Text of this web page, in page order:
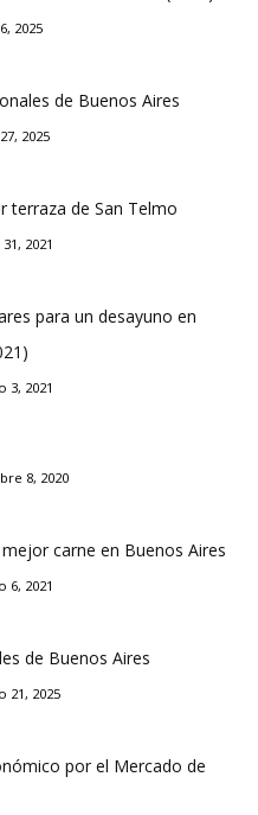
2025
de Buenos Aires
2025
terraza de San Telmo
2021
para un desayuno en
2021
8, 2020
carne en Buenos Aires
2021
de Buenos Aires
21, 2025
por el Mercado de